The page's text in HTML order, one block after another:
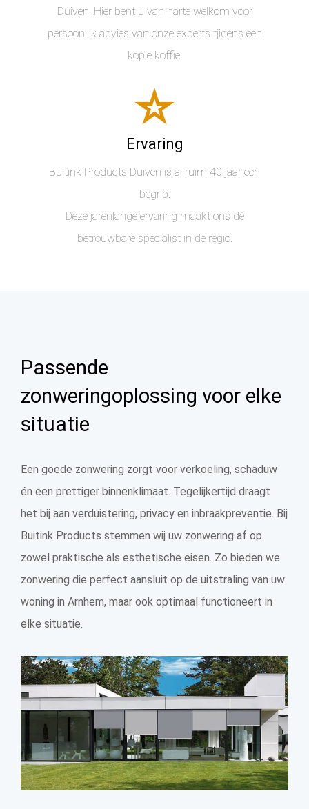
Duiven. Hier bent u van harte welkom voor
persoonlijk advies van onze experts tjidens een
kopje koffie.
Ervaring
Buitink Products Duiven is al ruim 40 jaar een
begrip.
Deze jarenlange ervaring maakt ons dé
betrouwbare specialist in de regio.
Passende
zonweringoplossing voor elke
situatie
Een goede zonwering zorgt voor verkoeling, schaduw
én een prettiger binnenklimaat. Tegelijkertijd draagt
het bij aan verduistering, privacy en inbraakpreventie. Bij
Buitink Products stemmen wij uw zonwering af op
zowel praktische als esthetische eisen. Zo bieden we
zonwering die perfect aansluit op de uitstraling van uw
woning in Arnhem, maar ook optimaal functioneert in
elke situatie.